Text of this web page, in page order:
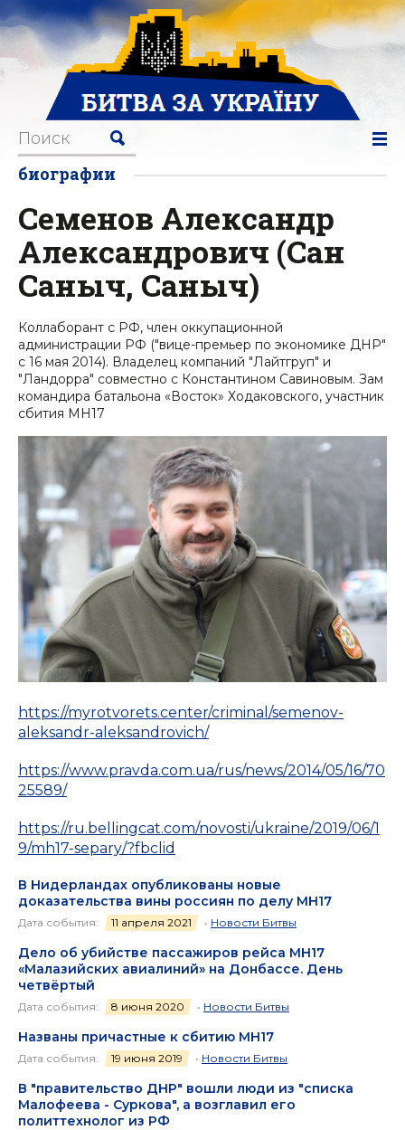
биографии
Семенов Александр
Александрович (Сан
Саныч, Саныч)
Коллаборант с РФ, член оккупационной
администрации РФ ("вице-премьер по экономике ДНР"
с 16 мая 2014). Владелец компаний "Лайтгруп" и
"Ландорра" совместно с Константином Савиновым. Зам
командира батальона «Восток» Ходаковского, участник
сбития MH17
https://myrotvorets.center/criminal/semenov-
aleksandr-aleksandrovich/
https://www.pravda.com.ua/rus/news/2014/05/16/70
25589/
https://ru.bellingcat.com/novosti/ukraine/2019/06/1
9/mh17-separy/?fbclid
В Нидерландах опубликованы новые
доказательства вины россиян по делу МН17
Дата события: 11 апреля 2021 • Новости Битвы
Дело об убийстве пассажиров рейса МН17
«Малазийских авиалиний» на Донбассе. День
четвёртый
Дата события: 8 июня 2020 • Новости Битвы
Названы причастные к сбитию MH17
Дата события: 19 июня 2019 • Новости Битвы
В "правительство ДНР" вошли люди из "списка
Малофеева - Суркова", а возглавил его
политтехнолог из РФ